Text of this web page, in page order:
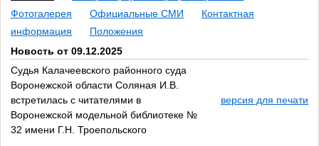
Фотогалерея
Официальные СМИ
Контактная
информация
Положения
Новость от 09.12.2025
Судья Калачеевского районного суда
Воронежской области Соляная И.В.
встретилась с читателями в
Воронежской модельной библиотеке №
32 имени Г.Н. Троепольского
версия для печати